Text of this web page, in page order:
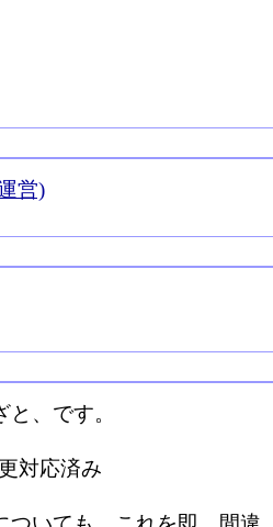
営)
と、です。
対応済み